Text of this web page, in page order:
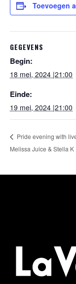
Toevoegen
GEGEVENS
Begin:
18 mei, 2024 |21:00
Einde:
19 mei, 2024 |21:00
Pride evening with
Melissa Juice & Stella K